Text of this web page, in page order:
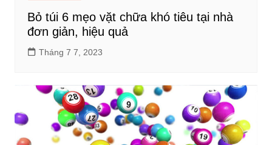
Bỏ túi 6 mẹo vặt chữa khó tiêu tại nhà
đơn giản, hiệu quả
Tháng 7 7, 2023